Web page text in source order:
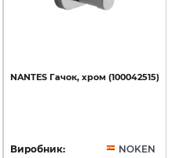
NANTES Гачок, хром (100042515)
Виробник: NOKEN